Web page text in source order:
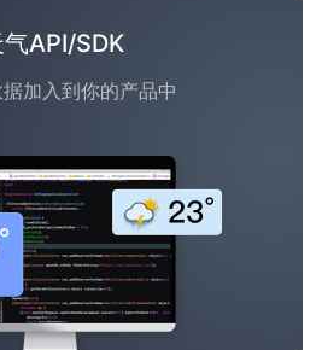
气API/SDK
加入到你的产品中